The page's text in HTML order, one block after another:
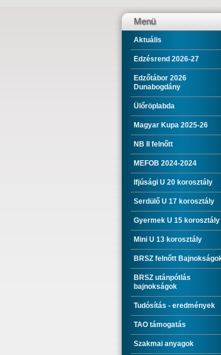
Menü
Aktuális
Edzésrend 2026-27
Edzőtábor 2026
Dunabogdány
Ülőröplabda
Magyar Kupa 2025-26
NB II felnőtt
MEFOB 2024-2024
Ifjúsági U 20 korosztály
Serdülő U 17 korosztály
Gyermek U 15 korosztály
Mini U 13 korosztály
BRSZ felnőtt
BRSZ utánpótlás
bajnokságok
Tudósítás - eredmények
TAO támogatás
Szakmai anyagok